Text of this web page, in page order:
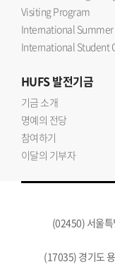
Visiting Program
International Summer
International Student
HUFS발전기금
기금 소개
명예의 전당
참여하기
이달의 기부자
(02450) 서울
(17035) 경기도